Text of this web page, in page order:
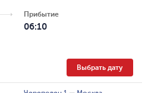
Прибытие
06:10
Выбрать дату